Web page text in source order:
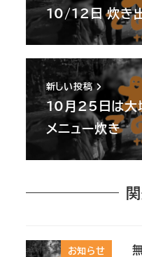
10/12日 炊き
新しい投稿
10月25日は大
メニュー炊き
お知らせ